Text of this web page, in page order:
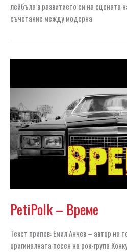
лейбъла в развитието си на сцената
съчетание между модерна
PetiPolk – Време
Текст припев: Емил Анчев – автор на
оригиналната песен на рок-група